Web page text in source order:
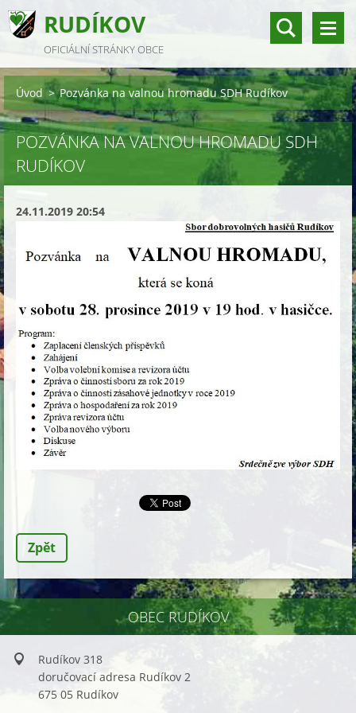
RUDÍKOV
OFICIÁLNÍ STRÁNKY OBCE
Úvod > Pozvánka na valnou hromadu SDH Rudíkov
POZVÁNKA NA VALNOU HROMADU SDH
RUDÍKOV
24.11.2019 20:54
Zpět
OBEC RUDÍKOV
Rudíkov 318
doručovací adresa Rudíkov 2
675 05 Rudíkov